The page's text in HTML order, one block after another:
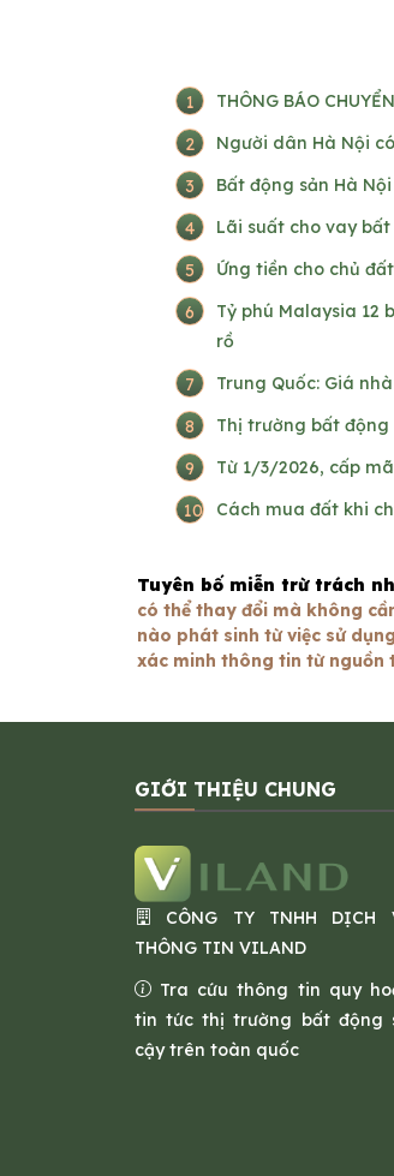
1
THÔNG BÁO
2
Người dân Hà Nội
3
Bất động sản Hà
4
Lãi suất cho vay
5
Ứng tiền cho chủ
6
Tỷ phú Malaysia 12
rồ
7
Trung Quốc: Giá
8
Thị trường bất động
9
Từ 1/3/2026, cấp
10
Cách mua đất khi
Tuyên bố miễn trừ trách
có thể thay đổi mà không
nào phát sinh từ việc sử
xác minh thông tin từ nguồn
GIỚI THIỆU CHUNG
CÔNG TY TNHH DỊCH
THÔNG TIN VILAND
Tra cứu thông tin quy
tin tức thị trường bất động
cậy trên toàn quốc